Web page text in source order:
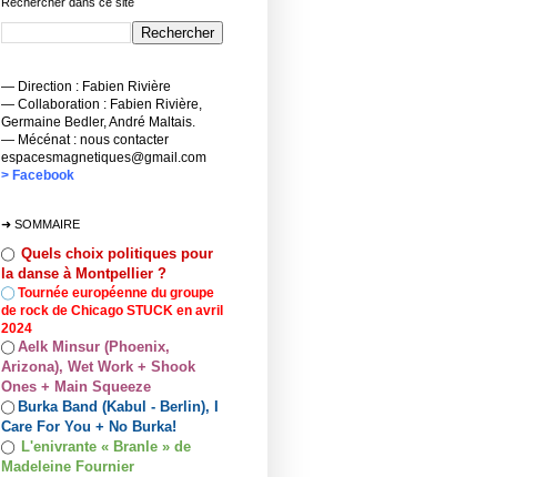
— Direction : Fabien Rivière
— Collaboration : Fabien Rivière,
Germaine Bedler, André Maltais.
— Mécénat : nous contacter
espacesmagnetiques@gmail.com
> Facebook
➜ SOMMAIRE
◯ Quels choix politiques pour
la danse à Montpellier ?
◯ Tournée européenne du groupe
de rock de Chicago STUCK en avril
2024
◯ Aelk Minsur (Phoenix,
Arizona), Wet Work + Shook
Ones + Main Squeeze
◯ Burka Band (Kabul - Berlin), I
Care For You + No Burka!
◯ L'enivrante « Branle » de
Madeleine Fournier